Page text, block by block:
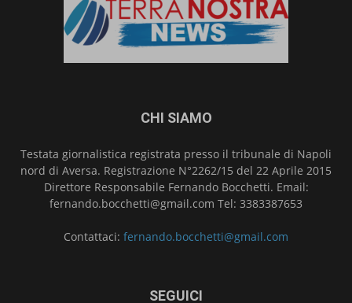
CHI SIAMO
Testata giornalistica registrata presso il tribunale di Napoli
nord di Aversa. Registrazione N°2262/15 del 22 Aprile 2015
Direttore Responsabile Fernando Bocchetti. Email:
fernando.bocchetti@gmail.com Tel: 3383387653
Contattaci: fernando.bocchetti@gmail.com
SEGUICI